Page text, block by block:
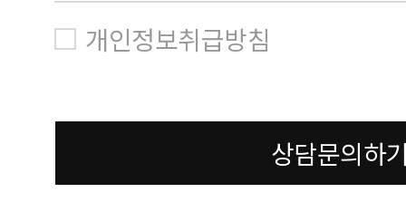
개인정보취급방침
상담문의하